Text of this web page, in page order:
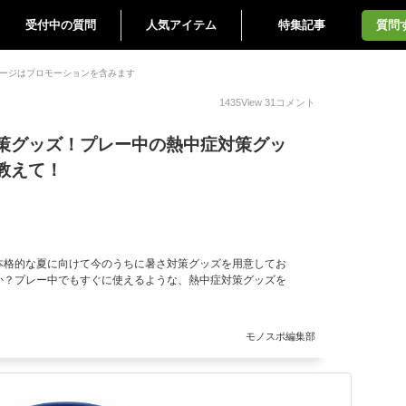
受付中の質問 人気アイテム 特集記事 質問
ジはプロモーションを含みます
1435View 31 コメント
グッズ！プレー中の熱中症対策グッ
えて！
的な夏に向けて今のうちに暑さ対策グッズを用意してお
プレー中でもすぐに使えるような、熱中症対策グッズを
モノスポ編集部